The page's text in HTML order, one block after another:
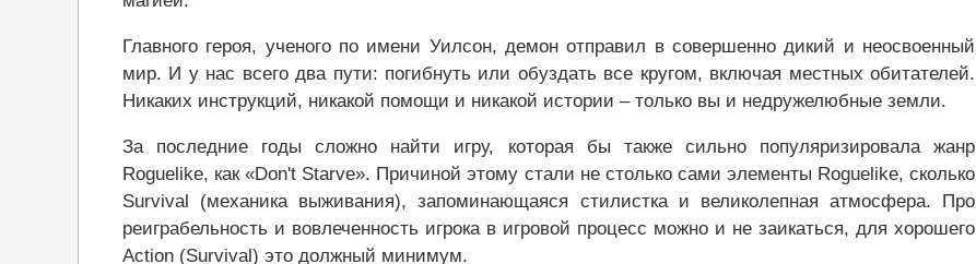
Главного героя, ученого по имени Уилсон, демон отправил в совершенно дикий и неосвоенный
мир. И у нас всего два пути: погибнуть или обуздать все кругом, включая местных обитателей.
Никаких инструкций, никакой помощи и никакой истории – только вы и недружелюбные земли.
За последние годы сложно найти игру, которая бы также сильно популяризировала жанр
Roguelike, как «Don't Starve». Причиной этому стали не столько сами элементы Roguelike, сколько
Survival (механика выживания), запоминающаяся стилистка и великолепная атмосфера. Про
реиграбельность и вовлеченность игрока в игровой процесс можно и не заикаться, для хорошего
Action (Survival) это должный минимум.